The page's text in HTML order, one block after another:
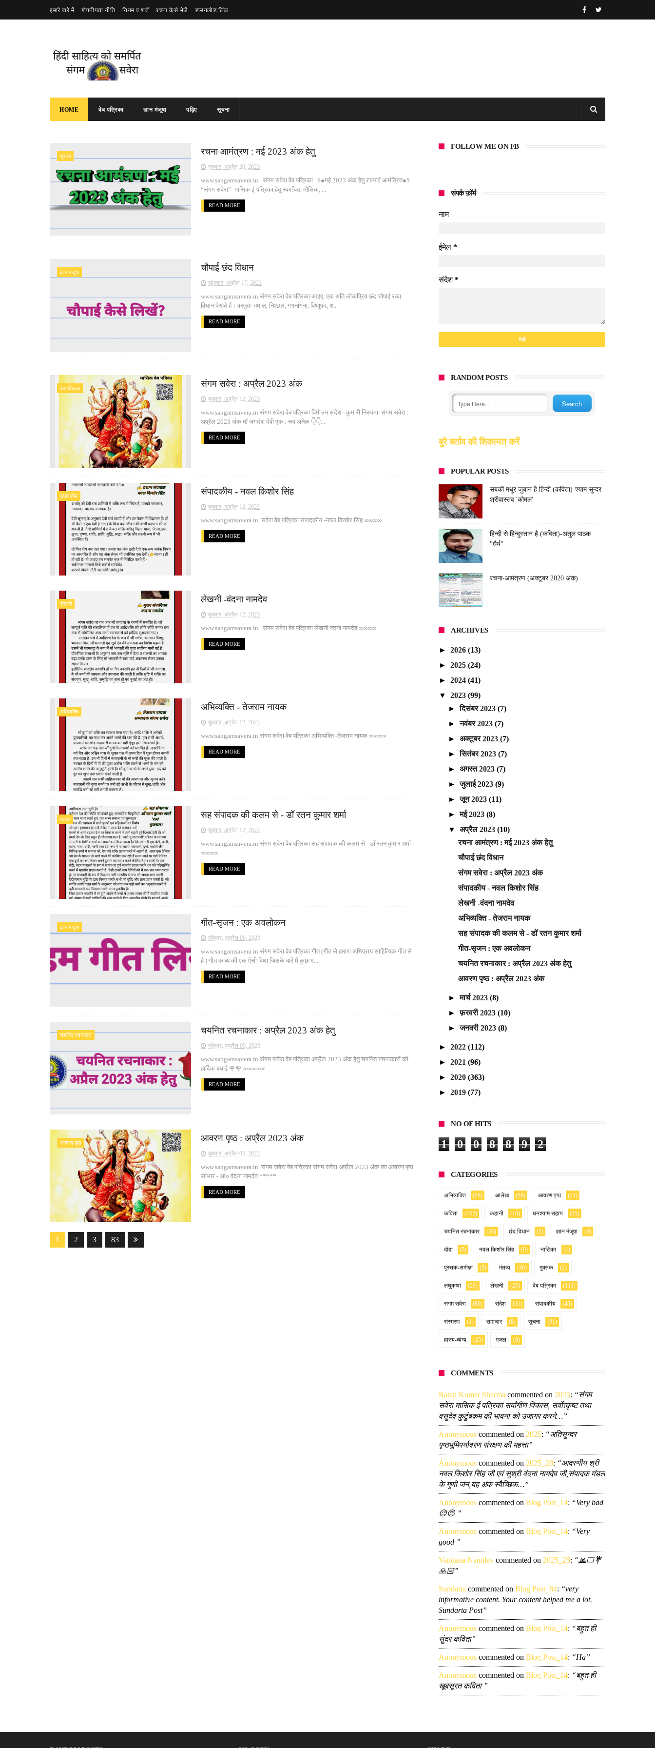
हमारे बारे में गोपनीयता नीति नियम व शर्तें रचना कैसे भेजें डाउनलोड लिंक
HOME वेब पत्रिका ज्ञान मंजूषा पढ़िए सूचना
सूचना रचना आमंत्रण : मई 2023 अंक हेतु
गुरुवार, अप्रैल 20, 2023
www.sangamsavera.in संगम सवेरा वेब पत्रिका $●मई 2023 अंक हेतु रचनाएँ आमंत्रित●$
“संगम सवेरा”- मासिक ई-पत्रिका हेतु स्वरचित, मौलिक, ...
READ MORE
ज्ञान मंजूषा चौपाई छंद विधान
सोमवार, अप्रैल 17, 2023
www.sangamsavera.in संगम सवेरा वेब पत्रिका आइए, एक अति लोकप्रिय छंद चौपाई रका
विधान देखते हैं। वस्तुतः तमाल, निश्छल, गगनांगना, विष्णुपद, श...
READ MORE
वेब पत्रिका संगम सवेरा : अप्रैल 2023 अंक
बुधवार, अप्रैल 12, 2023
www.sangamsavera.in संगम सवेरा वेब पत्रिका विमोचन संदेश - कुमारी निरुपमा संगम सवेरा :
अप्रैल 2023 अंक माँ जगदंबा देवी एक : रूप अनेक 👇👇...
READ MORE
संपादकीय संपादकीय - नवल किशोर सिंह
बुधवार, अप्रैल 12, 2023
www.sangamsavera.in सवेरा वेब पत्रिका संपादकीय -नवल किशोर सिंह ∞∞∞∞
READ MORE
लेखनी लेखनी -वंदना नामदेव
बुधवार, अप्रैल 12, 2023
www.sangamsavera.in संगम सवेरा वेब पत्रिका लेखनी वंदना नामदेव ∞∞∞∞
READ MORE
अभिव्यक्ति अभिव्यक्ति - तेजराम नायक
बुधवार, अप्रैल 12, 2023
www.sangamsavera.in संगम सवेरा वेब पत्रिका अभिव्यक्ति -तेजराम नायक ∞∞∞∞
READ MORE
मंतव्य सह संपादक की कलम से - डॉ रतन कुमार शर्मा
बुधवार, अप्रैल 12, 2023
www.sangamsavera.in संगम सवेरा वेब पत्रिका सह संपादक की कलम से - डॉ रतन कुमार शर्मा
∞∞∞∞
READ MORE
ज्ञान मंजूषा गीत-सृजन : एक अवलोकन
रविवार, अप्रैल 09, 2023
www.sangamsavera.in संगम सवेरा वेब पत्रिका गीत (गीत से हमारा अभिप्राय साहित्यिक गीत से
है ) गीत काव्य की एक ऐसी विधा जिसके बारें में कुछ भ...
READ MORE
चयनित रचनाकार चयनित रचनाकार : अप्रैल 2023 अंक हेतु
रविवार, अप्रैल 09, 2023
www.sangamsavera.in संगम सवेरा वेब पत्रिका अप्रैल 2023 अंक हेतु चयनित रचनाकारों को
हार्दिक बधाई 🌹🌹 ∞∞∞∞∞
READ MORE
आवरण पृष्ठ आवरण पृष्ठ : अप्रैल 2023 अंक
बुधवार, अप्रैल 05, 2023
www.sangamsavera.in संगम सवेरा वेब पत्रिका संगम सवेरा अप्रैल 2023 अंक का आवरण पृष्ठ
साभार - आ० वंदना नामदेव *****
READ MORE
1 2 3 83
FOLLOW ME ON FB
संपर्क फ़ॉर्म
नाम
ईमेल *
संदेश*
RANDOM POSTS
बुरे बर्ताव की शिकायत करें
POPULAR POSTS
सबकी मधुर जुबान है हिन्दी (कविता)-श्याम सुन्दर
श्रीवास्तव 'कोमल'
हिन्दी से हिन्दुस्तान है (कविता)-अतुल पाठक
"धैर्य"
रचना-आमंत्रण (अक्टूबर 2020 अंक)
ARCHIVES
► 2026 (13)
► 2025 (24)
► 2024 (41)
▼ 2023 (99)
►दिसंबर 2023(7)
►नवंबर 2023(7)
►अक्टूबर 2023(7)
►सितंबर 2023(7)
►अगस्त 2023(7)
►जुलाई 2023(9)
►जून 2023(11)
►मई 2023(8)
▼अप्रैल 2023(10)
रचना आमंत्रण : मई 2023 अंक हेतु
चौपाई छंद विधान
संगम सवेरा : अप्रैल 2023 अंक
संपादकीय - नवल किशोर सिंह
लेखनी -वंदना नामदेव
अभिव्यक्ति - तेजराम नायक
सह संपादक की कलम से - डॉ रतन कुमार शर्मा
गीत-सृजन : एक अवलोकन
चयनित रचनाकार : अप्रैल 2023 अंक हेतु
आवरण पृष्ठ : अप्रैल 2023 अंक
►मार्च 2023(8)
►फ़रवरी 2023(10)
►जनवरी 2023(8)
► 2022 (112)
► 2021 (96)
► 2020 (363)
► 2019 (77)
NO OF HITS
1 0 0 8 8 9 2
CATEGORIES
अभिव्यक्ति (59) आलेख (58) आवरण पृष्ठ (41)
कविता (162) कहानी (10) घनश्याम सहाय (25)
चयनित रचनाकार (56) छंद विधान (2) ज्ञान मंजूषा (8)
दोहा (5) नवल किशोर सिंह (9) नाटिका (1)
पुस्तक-समीक्षा (3) मंतव्य (30) मुक्तक (2)
लघुकथा (29) लेखनी (25) वेब पत्रिका (111)
संगम सवेरा (80) संदेश (11) संपादकीय (45)
संस्मरण (1) समाचार (8) सूचना (91)
हास्य-व्यंग्य (25) ग़ज़ल (8)
COMMENTS
Ratan Kumar Sharma commented on 2025: “संगम
सवेरा मासिक ई पत्रिका सर्वांगीण विकास, सर्वोत्कृष्ट तथा
वसुदेव कुटुंबकम की भावना को उजागर करने…”
Anonymous commented on 2025: “अतिसुन्दर
पृष्ठभूमिपर्यावरण संरक्षण की महत्ता”
Anonymous commented on 2025_28: “आदरणीय श्री
नवल किशोर सिंह जी एवं सुश्री वंदना नामदेव जी,संपादक मंडल
के गुणी जन,यह अंक स्वैच्छिक…”
Anonymous commented on Blog Post_14: “Very bad
😔😔 ”
Anonymous commented on Blog Post_14: “Very
good ”
Vandana Namdev commented on 2025_25: “🙏🏻💐
🙏🏻”
Sundarta commented on Blog Post_84: “very
informative content. Your content helped me a lot.
Sundarta Post”
Anonymous commented on Blog Post_14: “बहुत ही
सुंदर कविता”
Anonymous commented on Blog Post_14: “Ha”
Anonymous commented on Blog Post_14: “बहुत ही
खूबसूरत कविता ”